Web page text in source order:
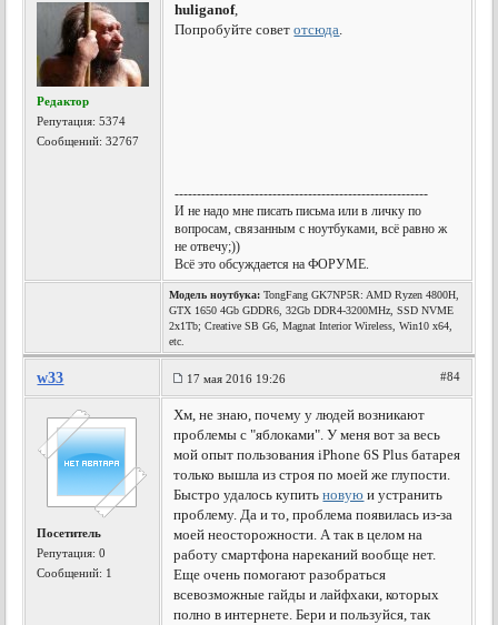
Редактор
Репутация:5374
Сообщений: 32767
huliganof,
Попробуйте советотсюда.
---------------------------------------------------------
И не надо мне писать письма или в личку по
вопросам, связанным с ноутбуками, всё равно ж
не отвечу;))
Всё это обсуждается на ФОРУМЕ.
Модель ноутбука: TongFang GK7NP5R: AMD Ryzen 4800H,
GTX 1650 4Gb GDDR6, 32Gb DDR4-3200MHz, SSD NVME
2x1Tb; Creative SB G6, Magnat Interior Wireless, Win10 x64,
etc.
w33 17 мая 2016 19:26 #84
Посетитель
Репутация:0
Сообщений: 1
Хм, не знаю, почему у людей возникают
проблемы с "яблоками". У меня вот за весь
мой опыт пользования iPhone 6S Plus батарея
только вышла из строя по моей же глупости.
Быстро удалось купитьновую и устранить
проблему. Да и то, проблема появилась из-за
моей неосторожности. А так в целом на
работу смартфона нареканий вообще нет.
Еще очень помогают разобраться
всевозможные гайды и лайфхаки, которых
полно в интернете. Бери и пользуйся, так